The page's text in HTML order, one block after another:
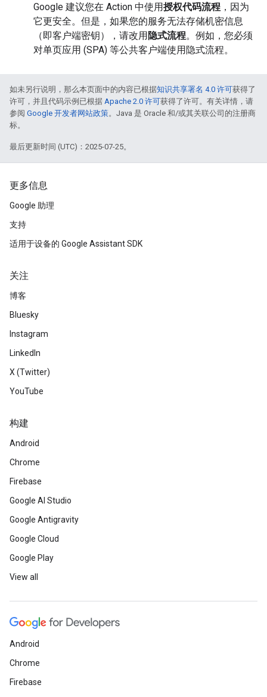
Google 建议您在 Action 中使用授权代码流程 ，因为
它更安全。但是，如果您的服务无法存储机密信息
（即客户端密钥），请改用隐式流程。例如，您必须
对单页应用 (SPA) 等公共客户端使用隐式流程。
如未另行说明，那么本页面中的内容已根据知识共享署名 4.0 许可获得了
许可，并且代码示例已根据 Apache 2.0 许可获得了许可。有关详情，请
参阅 Google 开发者网站政策。Java 是 Oracle 和/或其关联公司的注册商
标。
最后更新时间 (UTC)：2025-07-25。
更多信息
Google 助理
支持
适用于设备的 Google Assistant SDK
关注
博客
Bluesky
Instagram
LinkedIn
X (Twitter)
YouTube
构建
Android
Chrome
Firebase
Google AI Studio
Google Antigravity
Google Cloud
Google Play
View all
Android
Chrome
Firebase